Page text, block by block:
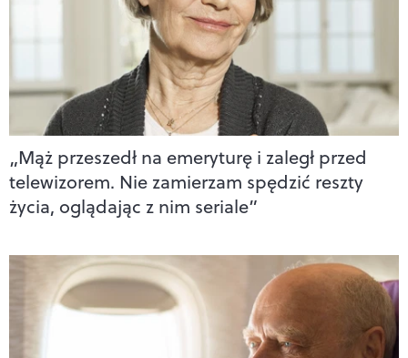
„Mąż przeszedł na emeryturę i zaległ przed
telewizorem. Nie zamierzam spędzić reszty
życia, oglądając z nim seriale”